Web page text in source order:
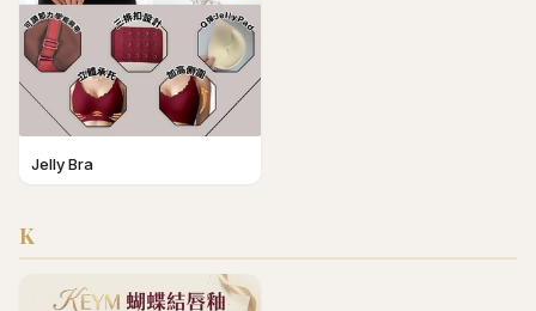
Jelly Bra
K